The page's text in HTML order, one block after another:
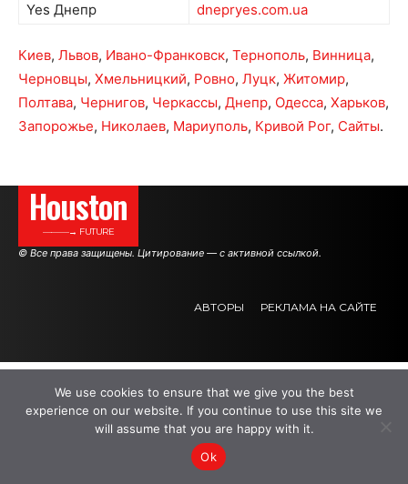
Yes Днепр
dnepryes.com.ua
Киев, Львов, Ивано-Франковск, Тернополь, Винница,
Черновцы, Хмельницкий, Ровно, Луцк, Житомир,
Полтава, Чернигов, Черкассы, Днепр, Одесса, Харьков,
Запорожье, Николаев, Мариуполь, Кривой Рог, Сайты.
Houston
———→ FUTURE
© Все права защищены. Цитирование — с активной ссылкой.
АВТОРЫ РЕКЛАМА НА САЙТЕ
We use cookies to ensure that we give you the best
experience on our website. If you continue to use this site we
will assume that you are happy with it.
Ok
...